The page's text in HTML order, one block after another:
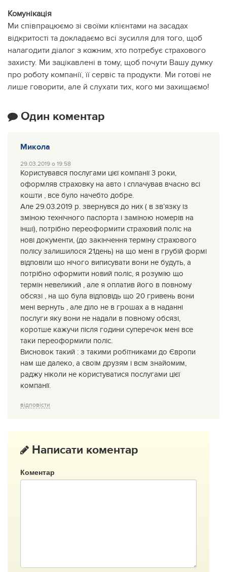
Комунікація
Ми співпрацюємо зі своїми клієнтами на засадах
відкритості та докладаємо всі зусилля для того, щоб
налагодити діалог з кожним, хто потребує страхового
захисту. Ми зацікавлені в тому, щоб почути Вашу думку
про роботу компанії, її сервіс та продукти. Ми готові не
лише говорити, але й слухати тих, кого ми захищаємо!
Один коментар
Микола
29.03.2019 о 19:58
Користувався послугами цієї компанії 3 роки,
оформляв страховку на авто і сплачував вчасно всі
кошти , все було начебто добре.
Але 29.03.2019 р. звернувся до них ( в зв’язку із
зміною технічного паспорта і заміною номерів на
інші), потрібно переоформити страховий поліс на
нові документи, (до закінчення терміну страхового
полісу залишилося 21день) на що мені в грубій формі
відповіли що нічого виписувати вони не будуть, а
потрібно оформити новий поліс, я розумію що
термін невеликий , але я оплатив його в повному
обсязі , на що була відповідь що 20 гривень вони
мені вернуть , але діло не в грошах а в наданні
послуги яку вони не надали в повному обсязі,
коротше кажучи після години суперечок мені все
таки переоформили поліс.
Висновок такий : з такими робітниками до Європи
нам ще далеко, а своїм друзям і всім знайомим,
раджу ніколи не користуватися послугами цієї
компанії.
відповісти
Написати коментар
Коментар